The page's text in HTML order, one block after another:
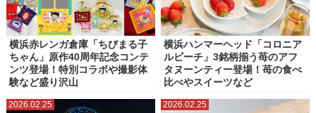
横浜赤レンガ倉庫「ちびまる子
ちゃん」原作40周年記念コンテ
ンツ登場！特別コラボや撮影体
験など盛り沢山
横浜ハンマーヘッド「コロニア
ルビーチ」3銘柄揃う苺のアフ
タヌーンティー登場！苺の食べ
比べやスイーツなど
2026.02.25 2026.02.25